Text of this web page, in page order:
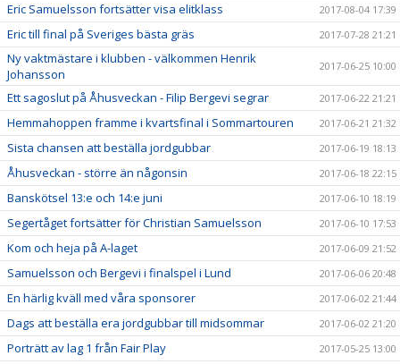
Eric Samuelsson fortsätter visa elitklass 2017-08-04 17:39
Eric till final på Sveriges bästa gräs 2017-07-28 21:21
Ny vaktmästare i klubben - välkommen Henrik
Johansson
2017-06-25 10:00
Ett sagoslut på Åhusveckan - Filip Bergevi segrar 2017-06-22 21:21
Hemmahoppen framme i kvartsfinal i Sommartouren 2017-06-21 21:32
Sista chansen att beställa jordgubbar 2017-06-19 18:13
Åhusveckan - större än någonsin 2017-06-18 22:15
Banskötsel 13:e och 14:e juni 2017-06-10 18:19
Segertåget fortsätter för Christian Samuelsson 2017-06-10 17:53
Kom och heja på A-laget 2017-06-09 21:52
Samuelsson och Bergevi i finalspel i Lund 2017-06-06 20:48
En härlig kväll med våra sponsorer 2017-06-02 21:44
Dags att beställa era jordgubbar till midsommar 2017-06-02 21:20
Porträtt av lag 1 från Fair Play 2017-05-25 13:00